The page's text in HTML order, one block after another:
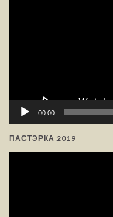
00:00
ПАСТЭРКА 2019